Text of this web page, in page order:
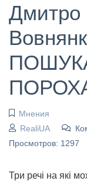
Дмитро
Мнения
RealiUA
Просмотров: 1297
Три речі на які